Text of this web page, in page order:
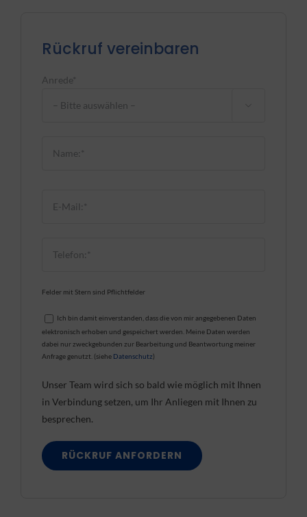
Rückruf vereinbaren
Anrede*
Felder mit Stern sind Pflichtfelder
Ich bin damit einverstanden, dass die von mir angegebenen Daten
elektronisch erhoben und gespeichert werden. Meine Daten werden
dabei nur zweckgebunden zur Bearbeitung und Beantwortung meiner
Anfrage genutzt. (siehe Datenschutz)
Unser Team wird sich so bald wie möglich mit Ihnen
in Verbindung setzen, um Ihr Anliegen mit Ihnen zu
besprechen.